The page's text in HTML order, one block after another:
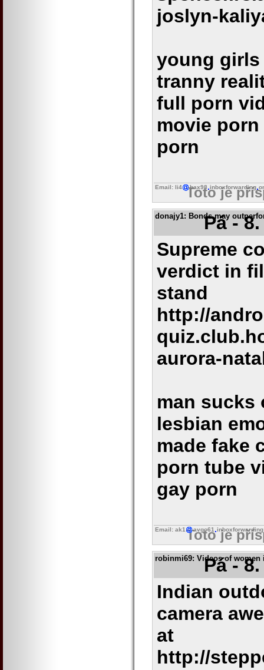
joslyn-
young girls
tranny
full porn
movie
porn
Email: li4 bax98 inboxforwarding
Toto je
donajy1: Bonds may
Pá -
Supreme
verdict in
stand
http://
aurora-
man sucks
lesbian
made fake
porn tube
gay porn
Email: ak1 avgo61 inboxforwarding
Toto je
robinmi69: Videos of
Pá -
Indian
camera
at
http://